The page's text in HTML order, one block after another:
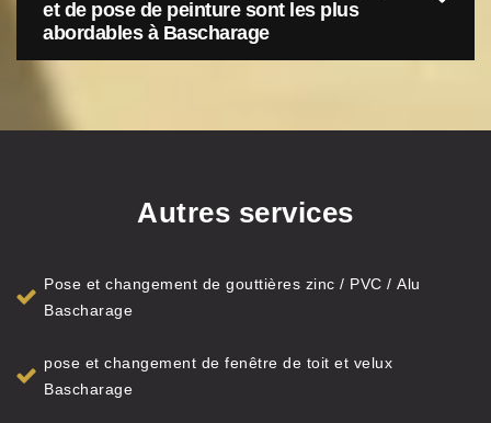
et de pose de peinture sont les plus
abordables à Bascharage
Autres services
Pose et changement de gouttières zinc / PVC / Alu
Bascharage
pose et changement de fenêtre de toit et velux
Bascharage